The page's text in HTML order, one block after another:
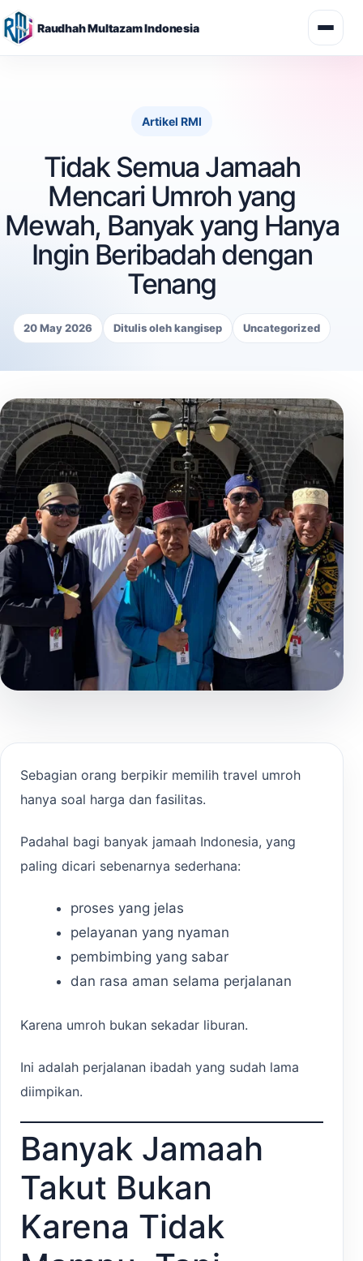
Raudhah Multazam Indonesia
Artikel RMI
Tidak Semua Jamaah
Mencari Umroh yang
Mewah, Banyak yang Hanya
Ingin Beribadah dengan
Tenang
20 May 2026 Ditulis oleh kangisep Uncategorized
Sebagian orang berpikir memilih travel umroh
hanya soal harga dan fasilitas.
Padahal bagi banyak jamaah Indonesia, yang
paling dicari sebenarnya sederhana:
proses yang jelas
pelayanan yang nyaman
pembimbing yang sabar
dan rasa aman selama perjalanan
Karena umroh bukan sekadar liburan.
Ini adalah perjalanan ibadah yang sudah lama
diimpikan.
Banyak Jamaah
Takut Bukan
Karena Tidak